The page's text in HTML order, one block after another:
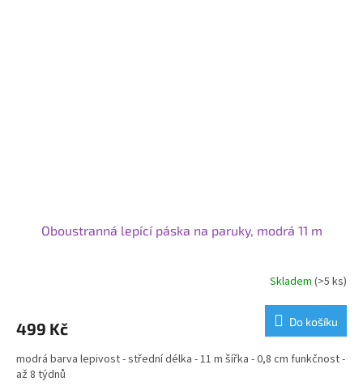
Oboustranná lepící páska na paruky, modrá 11 m
Skladem (>5 ks)
499 Kč Do košíku
modrá barva lepivost - střední délka - 11 m šířka - 0,8 cm funkčnost -
až 8 týdnů